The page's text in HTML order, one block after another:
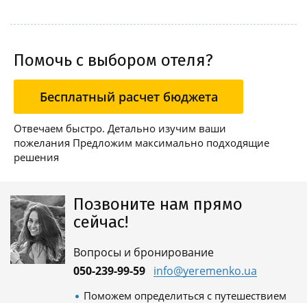
Помочь с выбором отеля?
Бесплатный расчет бюджета
Отвечаем быстро. Детально изучим ваши
пожелания Предложим максимально подходящие
решения
Позвоните нам прямо
сейчас!
Вопросы и бронирование
050-239-99-59 info@yeremenko.ua
Поможем определиться с путешествием